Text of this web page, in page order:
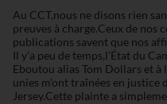
Au CCT,nous ne disons rien
preuves à charge.Ceux de nos
publications savent que nos
Il y’a peu de temps,l’État du
Eboutou alias Tom Dollars et
unies m’ont traînées en
Jersey.Cette plainte a